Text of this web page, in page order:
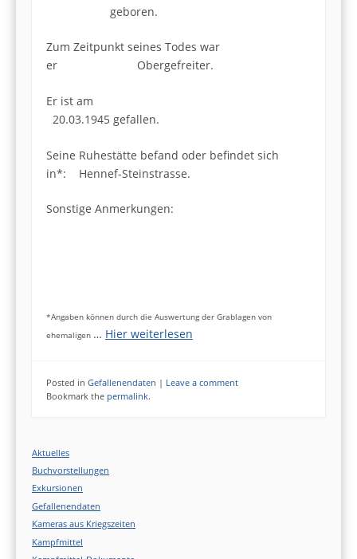
geboren.
Zum Zeitpunkt seines Todes war
er Obergefreiter.
Er ist am
20.03.1945 gefallen.
Seine Ruhestätte befand oder befindet sich
in*: Hennef-Steinstrasse.
Sonstige Anmerkungen:
*Angaben können durch die Auswertung der Grablagen von
ehemaligen … Hier weiterlesen
Posted in Gefallenendaten | Leave a comment
Bookmark the permalink.
Aktuelles
Buchvorstellungen
Exkursionen
Gefallenendaten
Kameras aus Kriegszeiten
Kampfmittel